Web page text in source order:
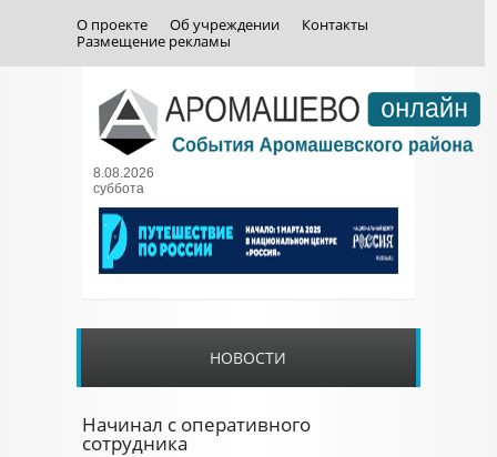
О проекте Об учреждении
Контакты
Размещение рекламы
8.08.2026
суббота
НОВОСТИ
Начинал с оперативного
сотрудника